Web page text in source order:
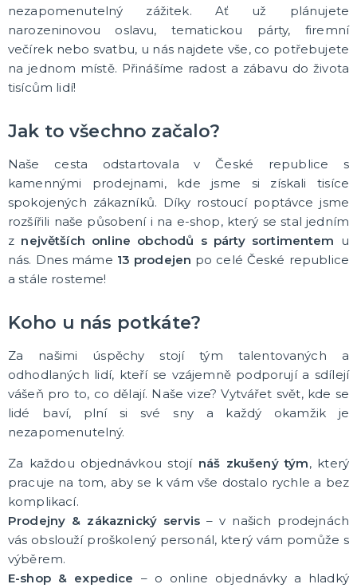
Kariéra
Kontakt
Dortové svíčky
Párty vychytávky
Rozlučka se svobodou
DALŠÍ KATEGORIE
TEXTIL S VTIPNÝM POTISKEM
Pánská trička s potiskem
Trička PAT A MAT
Trenýrky s potiskem
Kalhotky s potiskem
Trička na flašku či lahvinku
Zástěry s potiskem
DALŠÍ KATEGORIE
KARNEVALOVÉ KOSTÝMY
Andělé a čerti
Doktoři a sestřičky
Hippie kostýmy
Námořnické a pirátské kostýmy
Sexy kostýmy
Čarodějnické kostýmy
Prohibice, gangsteři a gangsterky
Vánoční kostýmy
Svaté ženy a muži
Uniformy
Upíři a vampírky
Zombie a strašidelné kostýmy
Kostýmy Divoký západ, Mexiko
Klaunské kostýmy
Disco, retro a hudební kostýmy
Historické kostýmy
St. Patrick`s Day kostýmy
Beerfest a oktoberfest kostýmy
Filmové a pohádkové kostýmy
Vtipné kostýmy
Maskoti a zvířátka
Rockové a punkové kostýmy
Morphsuits - druhá kůže (doplněk kostýmu)
Korzety se sukýnkami
DALŠÍ KATEGORIE
Kostýmy pro dívky
KARNEVALOVÉ DOPLŇKY
Umělé zuby
Karnevalové a obří brýle
Další doplňky
LÍČIDLA A DEKORACE NA OBLIČEJ
Divadelní makeup
Klaunský makeup
Hororový makeup a efekty
Nalepovací řasy, rtěnky a tetování
DALŠÍ KATEGORIE
nezapomenutelný zážitek. Ať už plánujete
narozeninovou oslavu, tematickou párty, firemní
večírek nebo svatbu, u nás najdete vše, co potřebujete
na jednom místě. Přinášíme radost a zábavu do života
tisícům lidí!
Jak to všechno začalo?
Naše cesta odstartovala v České republice s
kamennými prodejnami, kde jsme si získali tisíce
spokojených zákazníků. Díky rostoucí poptávce jsme
rozšířili naše působení i na e-shop, který se stal jedním
z největších online obchodů s párty sortimentem u
nás. Dnes máme 13 prodejen po celé České republice
a stále rosteme!
Koho u nás potkáte?
Za našimi úspěchy stojí tým talentovaných a
odhodlaných lidí, kteří se vzájemně podporují a sdílejí
vášeň pro to, co dělají. Naše vize? Vytvářet svět, kde se
lidé baví, plní si své sny a každý okamžik je
nezapomenutelný.
Za každou objednávkou stojí náš zkušený tým, který
pracuje na tom, aby se k vám vše dostalo rychle a bez
komplikací.
Prodejny & zákaznický servis – v našich prodejnách
vás obslouží proškolený personál, který vám pomůže s
výběrem.
E-shop & expedice – o online objednávky a hladký